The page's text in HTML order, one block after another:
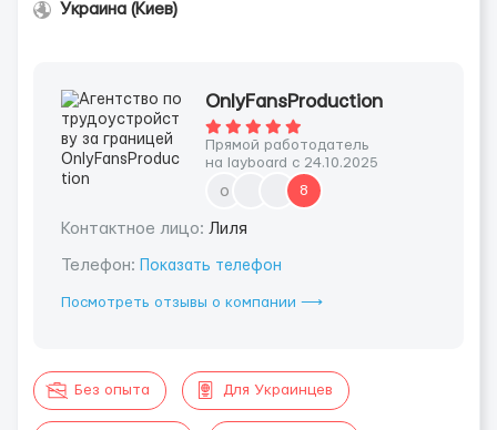
Украина (Киев)
OnlyFansProduction
Прямой работодатель
на layboard с 24.10.2025
o 8
Контактное лицо: Лиля
Телефон: Показать телефон
Посмотреть отзывы о компании ⟶
Без опыта Для Украинцев